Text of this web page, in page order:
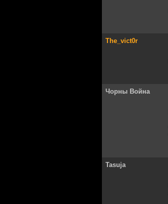
The_vict0r
Чорны Война
Tasuja